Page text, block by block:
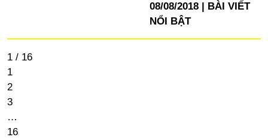
08/08/2018
BÀI VIẾT
NỔI BẬT
1 / 16
1
2
3
…
16